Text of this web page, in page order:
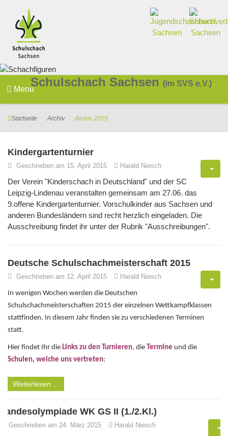
Schulschach Sachsen (im SVS e.V.)
Menu
Startseite Archiv Archiv 2015
Kindergartenturnier
Geschrieben am 15. April 2015 Harald Niesch
Der Verein "Kinderschach in Deutschland" und der SC
Leipzig-Lindenau veranstalten gemeinsam am 27.06. das
9.offene Kindergartenturnier. Vorschulkinder aus Sachsen und
anderen Bundesländern sind recht herzlich eingeladen. Die
Ausschreibung findet ihr unter der Rubrik "Ausschreibungen".
Deutsche Schulschachmeisterschaft 2015
Geschrieben am 12. April 2015 Harald Niesch
In wenigen Wochen werden die Deutschen
Schulschachmeisterschaften 2015 der einzelnen Wettkampfklassen
stattfinden. In diesem Jahr finden sie zu verschiedenen Terminen
statt.
Hier findet Ihr die Links zu den Turnieren, die Termine und die
Schulen, welche uns vertreten:
Weiterlesen ...
Landesolympiade WK GS II (1./2.Kl.)
Geschrieben am 24. März 2015 Harald Niesch